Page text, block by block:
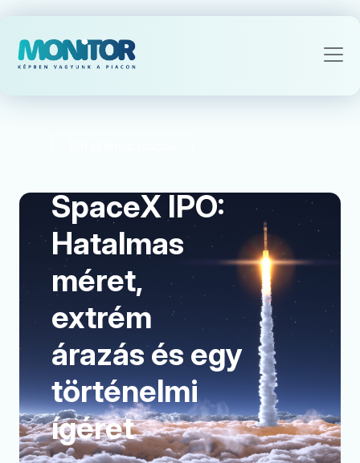
SpaceX IPO:
Hatalmas
méret,
extrém
árazás és egy
történelmi
ígéret